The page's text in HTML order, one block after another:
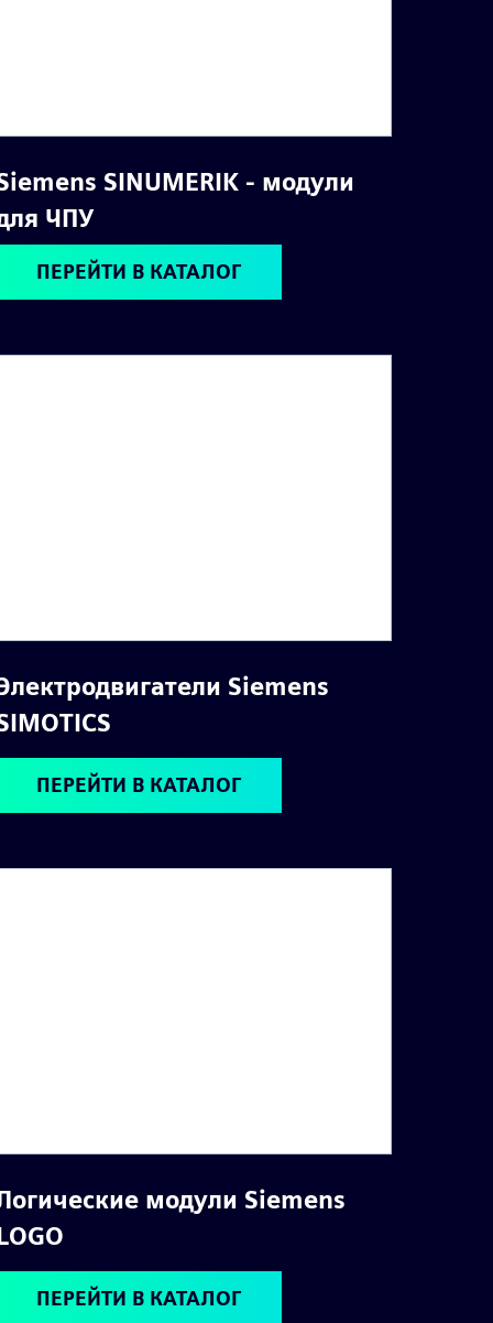
SINUMERIK - модули
ЧПУ
ПЕРЕЙТИ В КАТАЛОГ
Siemens
ПЕРЕЙТИ В КАТАЛОГ
модули Siemens
ПЕРЕЙТИ В КАТАЛОГ